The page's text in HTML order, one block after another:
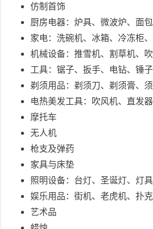
仿制首饰
厨房电器：炉具、微波炉、面
家电：洗碗机、冰箱、冷冻柜
机械设备：推雪机、割草机、
工具：锯子、扳手、电钻、锤
剃须用品：剃须刀、剃须膏、
电热美发工具：吹风机、直发
摩托车
无人机
枪支及弹药
家具与床垫
照明设备：台灯、圣诞灯、灯具
娱乐用品：街机、老虎机、扑
艺术品